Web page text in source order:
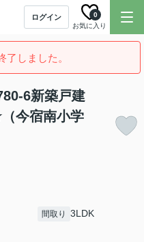
ログイン
お気に入り
0
了しました。
6新築戸建
今宿南小学
間取り 3LDK